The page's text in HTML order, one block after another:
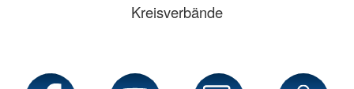
Kreisverbände